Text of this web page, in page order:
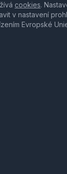
cookies.
v nastavení
Evropské